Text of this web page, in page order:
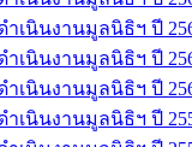
ำเนินงานมูลนิธิฯ ปี
ำเนินงานมูลนิธิฯ ปี
ำเนินงานมูลนิธิฯ ปี
ำเนินงานมูลนิธิฯ ปี